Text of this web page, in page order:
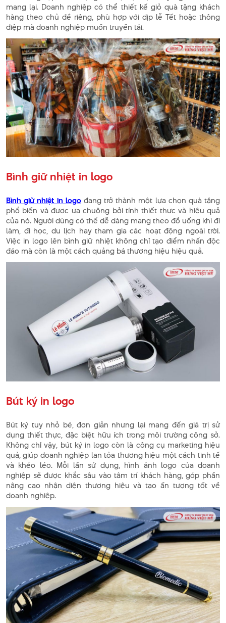
mang lại. Doanh nghiệp có thể thiết kế giỏ quà tặng khách
hàng theo chủ đề riêng, phù hợp với dịp lễ Tết hoặc thông
điệp mà doanh nghiệp muốn truyền tải.
Bình giữ nhiệt in logo
Bình giữ nhiệt in logođang trở thành một lựa chọn quà tặng
phổ biến và được ưa chuộng bởi tính thiết thực và hiệu quả
của nó. Người dùng có thể dễ dàng mang theo đồ uống khi đi
làm, đi học, du lịch hay tham gia các hoạt động ngoài trời.
Việc in logo lên bình giữ nhiệt không chỉ tạo điểm nhấn độc
đáo mà còn là một cách quảng bá thương hiệu hiệu quả.
Bút ký in logo
Bút ký tuy nhỏ bé, đơn giản nhưng lại mang đến giá trị sử
dụng thiết thực, đặc biệt hữu ích trong môi trường công sở.
Không chỉ vậy, bút ký in logo còn là công cụ marketing hiệu
quả, giúp doanh nghiệp lan tỏa thương hiệu một cách tinh tế
và khéo léo. Mỗi lần sử dụng, hình ảnh logo của doanh
nghiệp sẽ được khắc sâu vào tâm trí khách hàng, góp phần
nâng cao nhận diện thương hiệu và tạo ấn tượng tốt về
doanh nghiệp.